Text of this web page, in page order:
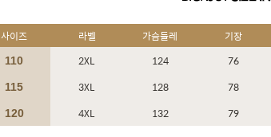
사이즈 라벨 가슴둘레 기장
110 2XL 124 76
115 3XL 128 78
120 4XL 132 79